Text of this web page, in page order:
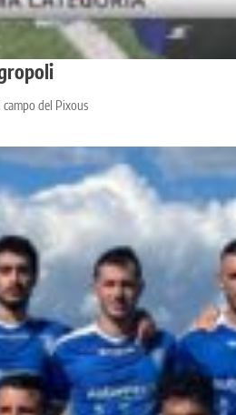
del Pixous